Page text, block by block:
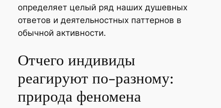
определяет целый ряд наших душевных
ответов и деятельностных паттернов в
обычной активности.
Отчего индивиды
реагируют по-разному:
природа феномена